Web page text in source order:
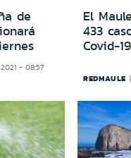
de
- 08:57
El
433
Covid-19
REDMAULE